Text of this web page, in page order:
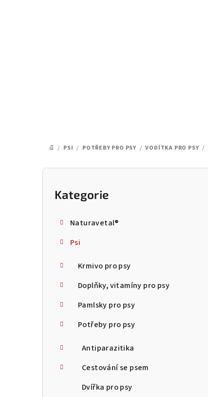
DOMŮ
/ PSI / POTŘEBY PRO PSY / VODÍTKA PRO PSY /
P
Přeskočit
kategorie
Kategorie
Naturavetal®
Psi
Krmivo pro psy
Doplňky, vitamíny pro psy
Pamlsky pro psy
Potřeby pro psy
Antiparazitika
Cestování se psem
Dvířka pro psy